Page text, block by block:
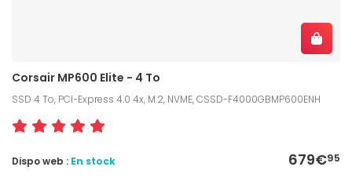
Corsair MP600 Elite - 4 To
SSD 4 To, PCI-Express 4.0 4x, M.2, NVME, CSSD-F4000GBMP600ENH
679€95
Dispo web : En stock